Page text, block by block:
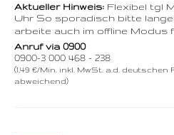
Aktueller Hinweis: Flexibel tgl
Uhr So sporadisch bitte
arbeite auch im offline Modus
Anruf via 0900
0900-3 000 468 - 238
(1,49 €/Min. inkl. MwSt. a.d.
abweichend)